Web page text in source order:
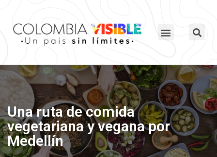
Una ruta de comida
vegetariana y vegana por
Medellín